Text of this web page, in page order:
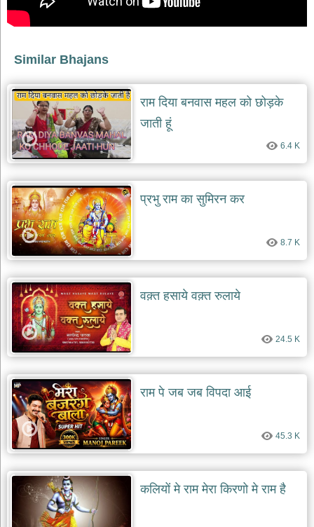
raam
bhajans
भजन
bhajans
विविध
भजन
miscellaneous
bhajans
भजन
vishnu
bhajans
बाबा
बालक
नाथ
भजन
baba
balak
nath
bhajans
देश
भक्ति
patriotic
bhajans
खाटू
श्याम
भजन
khatu
bhajans
रानी
Similar Bhajans
राम दिया बनवास महल को छोड़के
जाती हूं
6.4 K
प्रभु राम का सुमिरन कर
8.7 K
वक़्त हसाये वक़्त रुलाये
24.5 K
राम पे जब जब विपदा आई
45.3 K
कलियों मे राम मेरा किरणो मे राम है